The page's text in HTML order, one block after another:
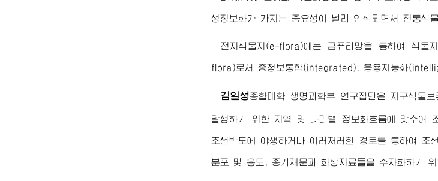
성정보화가 가지는 중요성이 널리 인식되면서 전통식
전자식물지(e-flora)에는 콤퓨터망을 통하여 식물
flora)로서 종정보통합(integrated), 응용지능화
김일성종합대학 생명과학부 연구집단은 지구식
달성하기 위한 지역 및 나라별 정보화흐름에 맞추어
조선반도에 야생하거나 이러저러한 경로를 통하여 조
분포 및 용도, 종기재문과 화상자료들을 수자화하기 위